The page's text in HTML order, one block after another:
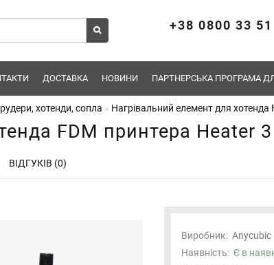
+38 0800 33
ДОСТАВКА НОВИНИ ПАРТНЕРСЬКА ПРОГРАМА
хотенди, сопла Нагрівальний елемент для
FDM принтера Heater
ВІДГУКІВ (0)
Виробник: Anycubic
Наявність: Є в